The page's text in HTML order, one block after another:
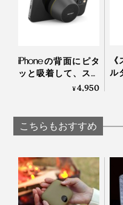
「HeaatZero」があれ
ストレスにさようなら
ターを手に入れてくだ
iPhoneの背面にピタ
ッと吸着して、スマ
ホスタンドにもなる
ー」
¥4,950
ル
こちらもおすすめ